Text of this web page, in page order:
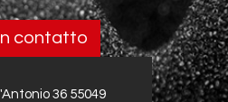
contatto
36 55049